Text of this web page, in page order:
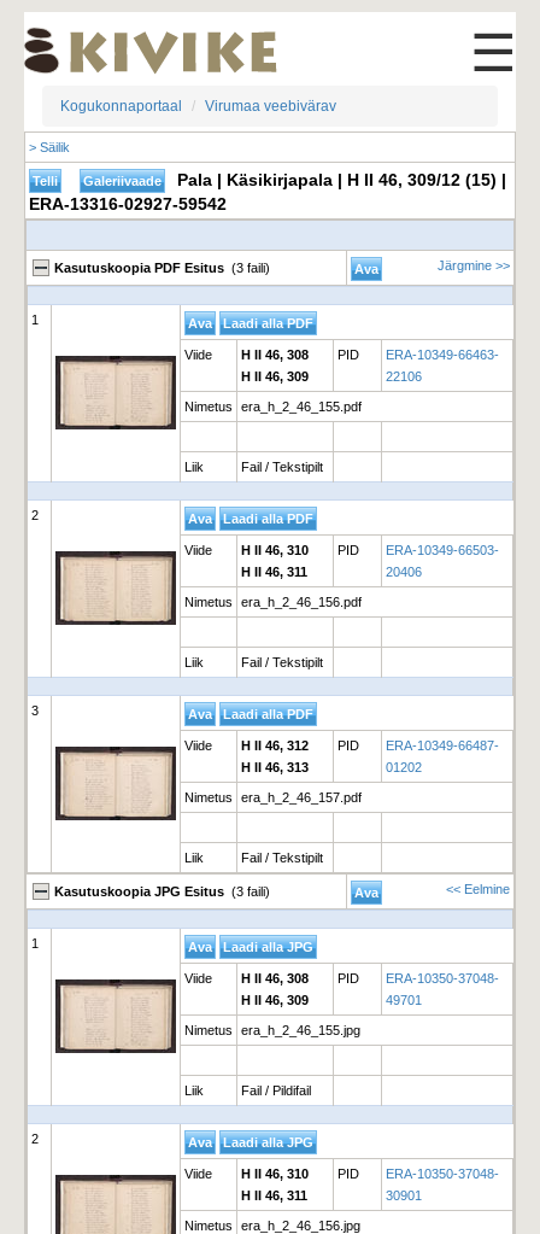
☰
Kogukonnaportaal Virumaa veebivärav
> Säilik
Pala | Käsikirjapala | H II 46, 309/12 (15) |
ERA-13316-02927-59542
Kasutuskoopia PDF Esitus (3 faili) Järgmine >>
1
Viide
H II 46, 308
H II 46, 309
PID
ERA-10349-66463-
22106
Nimetus era_h_2_46_155.pdf
Liik Fail / Tekstipilt
2
Viide
H II 46, 310
H II 46, 311
PID
ERA-10349-66503-
20406
Nimetus era_h_2_46_156.pdf
Liik Fail / Tekstipilt
3
Viide
H II 46, 312
H II 46, 313
PID
ERA-10349-66487-
01202
Nimetus era_h_2_46_157.pdf
Liik Fail / Tekstipilt
Kasutuskoopia JPG Esitus (3 faili) << Eelmine
1
Viide
H II 46, 308
H II 46, 309
PID
ERA-10350-37048-
49701
Nimetus era_h_2_46_155.jpg
Liik Fail / Pildifail
2
Viide
H II 46, 310
H II 46, 311
PID
ERA-10350-37048-
30901
Nimetus era_h_2_46_156.jpg